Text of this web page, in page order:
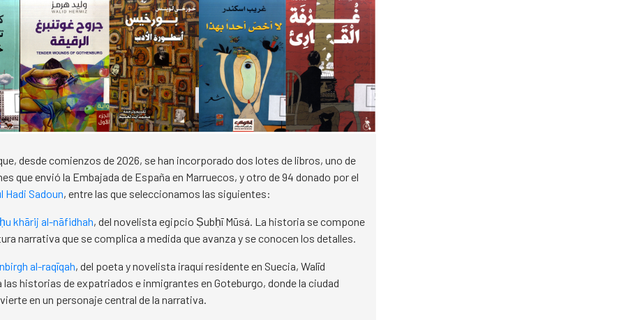
desde comienzos de 2026, se han incorporado dos lotes de libros, uno de
que envió la Embajada de España en Marruecos, y otro de 94 donado por el
Hadi Sadoun, entre las que seleccionamos las siguientes:
khārij al-nāfidhah, del novelista egipcio Ṣubḥī Mūsá. La historia se compone
narrativa que se complica a medida que avanza y se conocen los detalles.
al-raqīqah, del poeta y novelista iraquí residente en Suecia, Walīd
las historias de expatriados e inmigrantes en Goteburgo, donde la ciudad
en un personaje central de la narrativa.